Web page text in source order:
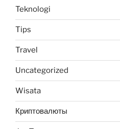
Teknologi
Tips
Travel
Uncategorized
Wisata
Криптовалюты